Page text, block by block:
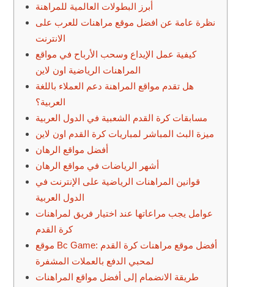
أبرز البطولات العالمية للمراهنة
نظرة عامة عن افضل موقع مراهنات للعرب على
الانترنت
كيفية عمل الإيداع وسحب الأرباح في مواقع
المراهنات الرياضية اون لاين
هل تقدم مواقع المراهنة دعم العملاء باللغة
العربية؟
مسابقات كرة القدم الشعبية في الدول العربية
ميزة البث المباشر لمباريات كرة القدم اون لاين
أفضل مواقع الرهان
أشهر الرياضات في مواقع الرهان
قوانين المراهنات الرياضية على الإنترنت في
الدول العربية
عوامل يجب مراعاتها عند اختيار فريق لمراهنات
كرة القدم
موقع Bc Game: أفضل موقع مراهنات كرة القدم
لمحبي الدفع بالعملات المشفرة
طريقة الانضمام إلى أفضل مواقع المراهنات